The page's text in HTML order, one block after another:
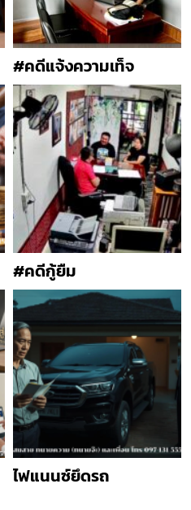
#คดีแจ้งความเท็จ
#คดีกู้ยืม
ไฟแนนซ์ยึดรถ